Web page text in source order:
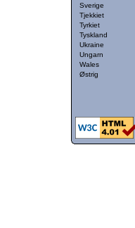
Sverige
Tjekkiet
Tyrkiet
Tyskland
Ukraine
Ungarn
Wales
Østrig